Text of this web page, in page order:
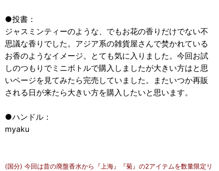
●投書：
ジャスミンティーのような、でもお花の香りだけでない不
思議な香りでした。アジア系の雑貨屋さんで焚かれている
お香のようなイメージ。とても気に入りました。今回お試
しのつもりでミニボトルで購入しましたが大きい方はと思
いページを見てみたら完売していました。またいつか再販
される日が来たら大きい方を購入したいと思います。
●ハンドル：
myaku
(国分) 今回は昔の廃盤香水から『上海』『菊』の2アイテムを数量限定リ